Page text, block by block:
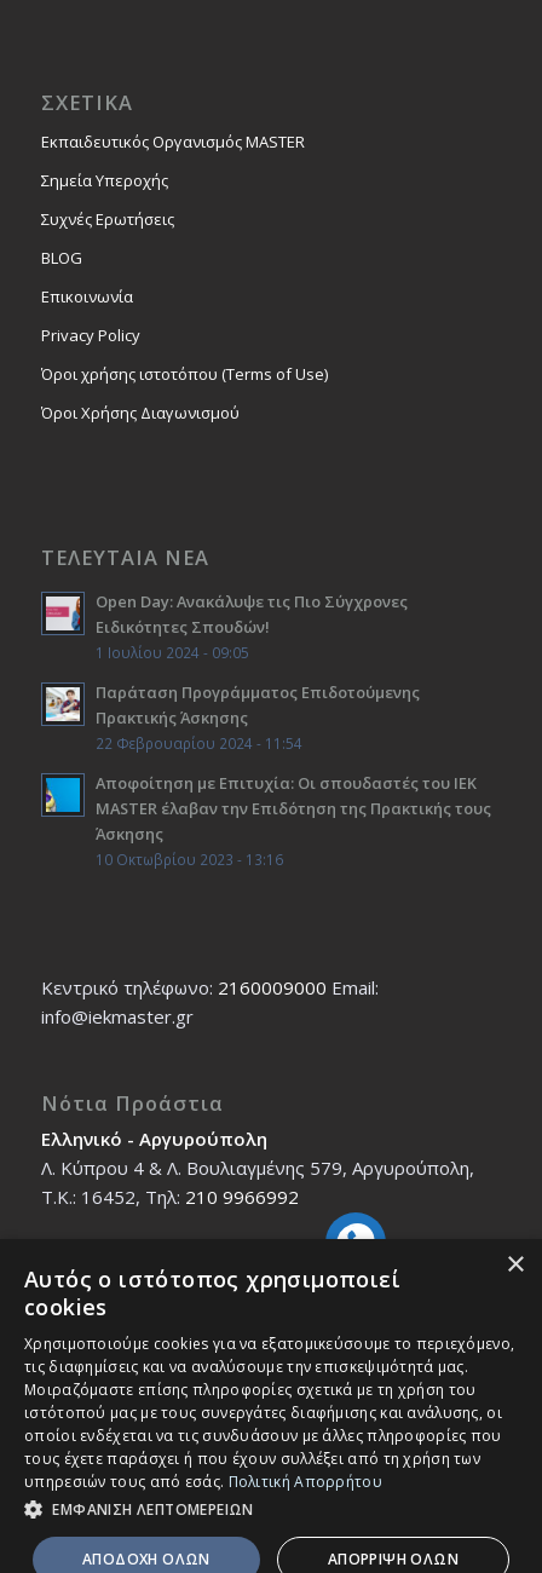
ΣΧΕΤΙΚΑ
Εκπαιδευτικός Οργανισμός MASTER
Σημεία Υπεροχής
Συχνές Ερωτήσεις
BLOG
Επικοινωνία
Privacy Policy
Όροι χρήσης ιστοτόπου (Terms of Use)
Όροι Χρήσης Διαγωνισμού
ΤΕΛΕΥΤΑΙΑ ΝΕΑ
Open Day: Ανακάλυψε τις Πιο Σύγχρονες
Ειδικότητες Σπουδών!
1 Ιουλίου 2024 - 09:05
Παράταση Προγράμματος Επιδοτούμενης
Πρακτικής Άσκησης
22 Φεβρουαρίου 2024 - 11:54
Αποφοίτηση με Επιτυχία: Οι σπουδαστές του ΙΕΚ
ΜΑSTER έλαβαν την Επιδότηση της Πρακτικής τους
Άσκησης
10 Οκτωβρίου 2023 - 13:16
Κεντρικό τηλέφωνο: 2160009000 Εmail:
info@iekmaster.gr
Νότια Προάστια
Ελληνικό - Αργυρούπολη
Λ. Κύπρου 4 & Λ. Βουλιαγμένης 579, Αργυρούπολη,
T.K.: 16452, Τηλ: 210 9966992
Βόρεια Προάστια
Νέο Ηράκλειο - Μαρούσι
Ζαλοκώστα 18 & Εμμανουήλ Παπαδάκη 12, T.K.:
14121, Τηλ:210 2712588
© Copyright - IEK MASTER -Enfold Theme by Kriesi
×
Αυτός ο ιστότοπος χρησιμοποιεί
cookies
Χρησιμοποιούμε cookies για να εξατομικεύσουμε το περιεχόμενο,
τις διαφημίσεις και να αναλύσουμε την επισκεψιμότητά μας.
Μοιραζόμαστε επίσης πληροφορίες σχετικά με τη χρήση του
ιστότοπού μας με τους συνεργάτες διαφήμισης και ανάλυσης, οι
οποίοι ενδέχεται να τις συνδυάσουν με άλλες πληροφορίες που
τους έχετε παράσχει ή που έχουν συλλέξει από τη χρήση των
υπηρεσιών τους από εσάς. Πολιτική Απορρήτου
ΕΜΦΑΝΙΣΗ ΛΕΠΤΟΜΕΡΕΙΩΝ
ΑΠΟΔΟΧΗ ΟΛΩΝ ΑΠΟΡΡΙΨΗ ΟΛΩΝ